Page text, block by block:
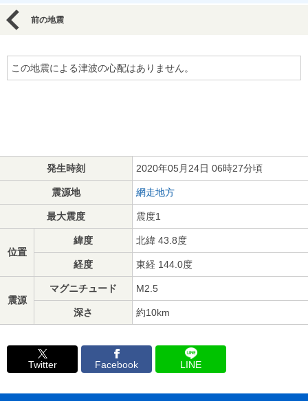
前の地震
この地震による津波の心配はありません。
発生時刻 2020年05月24日 06時27分頃
震源地 網走地方
最大震度 震度1
位置
緯度 北緯 43.8度
経度 東経 144.0度
震源
マグニチュード M2.5
深さ 約10km
Twitter Facebook LINE